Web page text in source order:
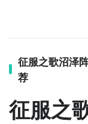
后面的配兵就
以给临近单位加
高还有一个架
征服之歌沼泽
荐
征服之